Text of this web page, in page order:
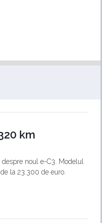
km
noul e-C3. Modelul
la 23.300 de euro.